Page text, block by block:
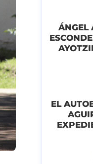
ÁNGEL
EL